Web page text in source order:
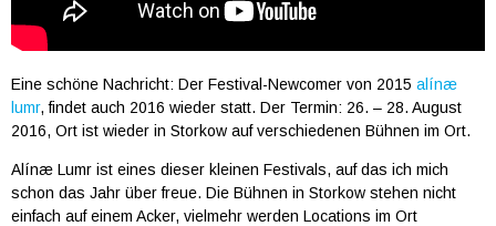
Eine schöne Nachricht: Der Festival-Newcomer von 2015 alínæ
lumr, findet auch 2016 wieder statt. Der Termin: 26. – 28. August
2016, Ort ist wieder in Storkow auf verschiedenen Bühnen im Ort.
Alínæ Lumr ist eines dieser kleinen Festivals, auf das ich mich
schon das Jahr über freue. Die Bühnen in Storkow stehen nicht
einfach auf einem Acker, vielmehr werden Locations im Ort